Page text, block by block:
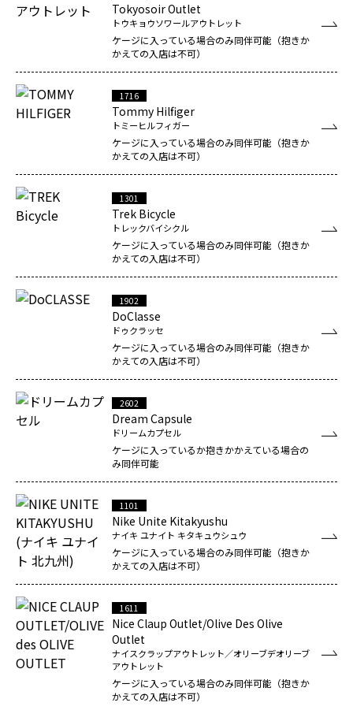
Tokyosoir Outlet
トウキョウソワールアウトレット
ケージに入っている場合のみ同伴可能（抱きか
かえての入店は不可）
1716
Tommy Hilfiger
トミーヒルフィガー
ケージに入っている場合のみ同伴可能（抱きか
かえての入店は不可）
1301
Trek Bicycle
トレックバイシクル
ケージに入っている場合のみ同伴可能（抱きか
かえての入店は不可）
1902
DoClasse
ドゥクラッセ
ケージに入っている場合のみ同伴可能（抱きか
かえての入店は不可）
2602
Dream Capsule
ドリームカプセル
ケージに入っているか抱きかかえている場合の
み同伴可能
1101
Nike Unite Kitakyushu
ナイキ ユナイト キタキュウシュウ
ケージに入っている場合のみ同伴可能（抱きか
かえての入店は不可）
1611
Nice Claup Outlet/Olive Des Olive
Outlet
ナイスクラップアウトレット／オリーブデオリーブ
アウトレット
ケージに入っている場合のみ同伴可能（抱きか
かえての入店は不可）